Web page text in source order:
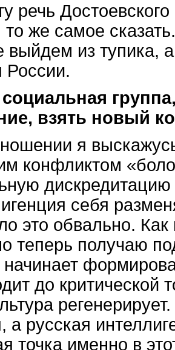
речь
же самое
выйдем из тупика,
России.
взять новый
я
конфликтом
себя
это обвально.
теперь получаю
начинает
до критической
а русская
точка именно в